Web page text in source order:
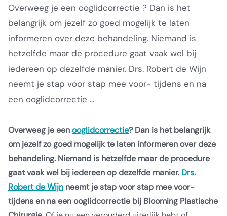
Overweeg je een ooglidcorrectie ? Dan is het
belangrijk om jezelf zo goed mogelijk te laten
informeren over deze behandeling. Niemand is
hetzelfde maar de procedure gaat vaak wel bij
iedereen op dezelfde manier. Drs. Robert de Wijn
neemt je stap voor stap mee voor- tijdens en na
een ooglidcorrectie ...
Overweeg je eenooglidcorrectie? Dan is het belangrijk
om jezelf zo goed mogelijk te laten informeren over deze
behandeling. Niemand is hetzelfde maar de procedure
gaat vaak wel bij iedereen op dezelfde manier. Drs.
Robert de Wijn neemt je stap voor stap mee voor-
tijdens en na een ooglidcorrectie bij Blooming Plastische